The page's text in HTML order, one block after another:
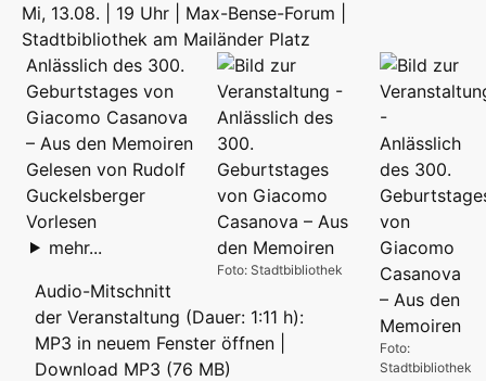
Mi, 13.08. | 19 Uhr | Max-Bense-Forum |
Stadtbibliothek am Mailänder Platz
Foto:
Stadtbibliothek
Foto: Stadtbibliothek
Anlässlich des 300.
Geburtstages von
Giacomo Casanova
– Aus den Memoiren
Gelesen von Rudolf
Guckelsberger
Vorlesen
mehr...
Audio-Mitschnitt
der Veranstaltung (Dauer: 1:11 h):
MP3 in neuem Fenster öffnen
Download MP3 (76 MB)